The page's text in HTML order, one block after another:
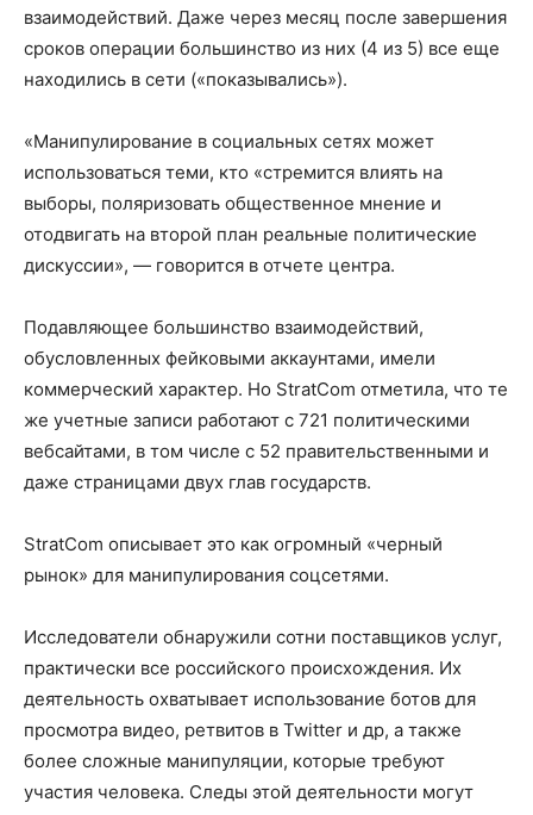
взаимодействий. Даже через месяц после завершения
сроков операции большинство из них (4 из 5) все еще
находились в сети («показывались»).
«Манипулирование в социальных сетях может
использоваться теми, кто «стремится влиять на
выборы, поляризовать общественное мнение и
отодвигать на второй план реальные политические
дискуссии», — говорится в отчете центра.
Подавляющее большинство взаимодействий,
обусловленных фейковыми аккаунтами, имели
коммерческий характер. Но StratCom отметила, что те
же учетные записи работают с 721 политическими
вебсайтами, в том числе с 52 правительственными и
даже страницами двух глав государств.
StratCom описывает это как огромный «черный
рынок» для манипулирования соцсетями.
Исследователи обнаружили сотни поставщиков услуг,
практически все российского происхождения. Их
деятельность охватывает использование ботов для
просмотра видео, ретвитов в Twitter и др, а также
более сложные манипуляции, которые требуют
участия человека. Следы этой деятельности могут